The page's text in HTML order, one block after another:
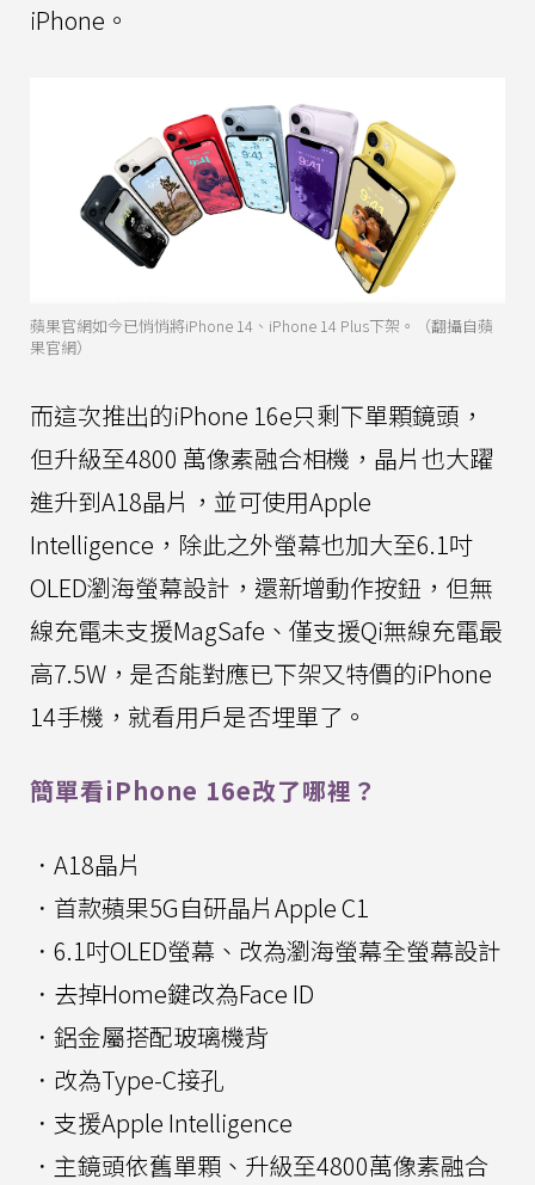
iPhone。
蘋果官網如今已悄悄將iPhone 14、iPhone 14 Plus下架。（翻攝自蘋
果官網）
而這次推出的iPhone 16e只剩下單顆鏡頭，
但升級至4800 萬像素融合相機，晶片也大躍
進升到A18晶片，並可使用Apple
Intelligence，除此之外螢幕也加大至6.1吋
OLED瀏海螢幕設計，還新增動作按鈕，但無
線充電未支援MagSafe、僅支援Qi無線充電最
高7.5W，是否能對應已下架又特價的iPhone
14手機，就看用戶是否埋單了。
簡單看iPhone 16e改了哪裡？
．A18晶片
．首款蘋果5G自研晶片Apple C1
．6.1吋OLED螢幕、改為瀏海螢幕全螢幕設計
．去掉Home鍵改為Face ID
．鋁金屬搭配玻璃機背
．改為Type-C接孔
．支援Apple Intelligence
．主鏡頭依舊單顆、升級至4800萬像素融合